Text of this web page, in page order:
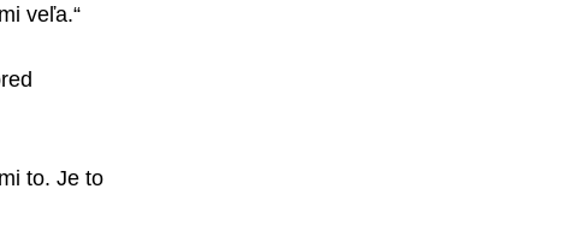
veľa.“
to. Je to